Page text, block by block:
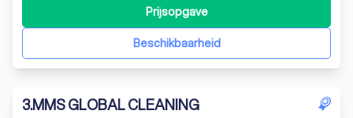
Beschikbaarheid
Prijsopgave
3.MMS GLOBAL CLEANING